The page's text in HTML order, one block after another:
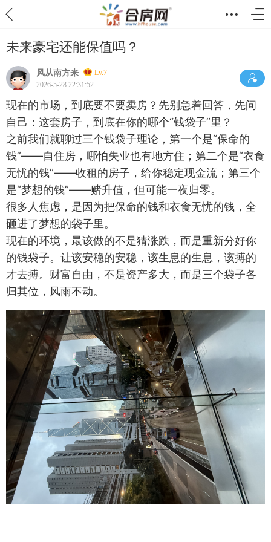
未来豪宅还能保值吗？
风从南方来
Lv.7
2026-5-28 22:31:52
现在的市场，到底要不要卖房？先别急着回答，先问
自己：这套房子，到底在你的哪个“钱袋子”里？
之前我们就聊过三个钱袋子理论，第一个是“保命的
钱”——自住房，哪怕失业也有地方住；第二个是“衣食
无忧的钱”——收租的房子，给你稳定现金流；第三个
是“梦想的钱”——赌升值，但可能一夜归零。
很多人焦虑，是因为把保命的钱和衣食无忧的钱，全
砸进了梦想的袋子里。
现在的环境，最该做的不是猜涨跌，而是重新分好你
的钱袋子。让该安稳的安稳，该生息的生息，该搏的
才去搏。财富自由，不是资产多大，而是三个袋子各
归其位，风雨不动。